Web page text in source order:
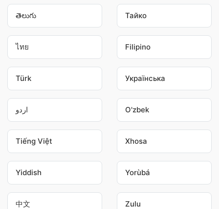
తెలుగు Тайко
ไทย Filipino
Türk Українська
اردو O'zbek
Tiếng Việt Xhosa
Yiddish Yorùbá
中文 Zulu